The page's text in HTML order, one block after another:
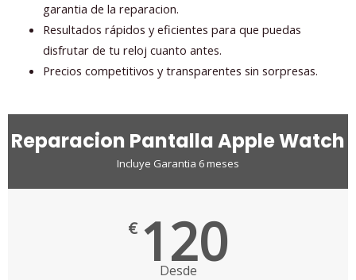
garantia de la reparacion.
Resultados rápidos y eficientes para que puedas
disfrutar de tu reloj cuanto antes.
Precios competitivos y transparentes sin sorpresas.
Reparacion Pantalla Apple Watch
Incluye Garantia 6 meses
€ 120
Desde